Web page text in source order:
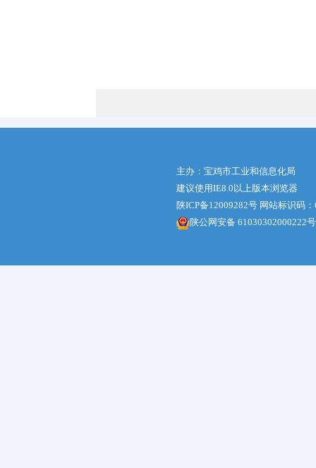
主办：宝鸡市工业和信息化局
建议使用IE8.0以上版本浏览器
陕ICP备12009282号 网站标识码
陕公网安备 61030302000222号